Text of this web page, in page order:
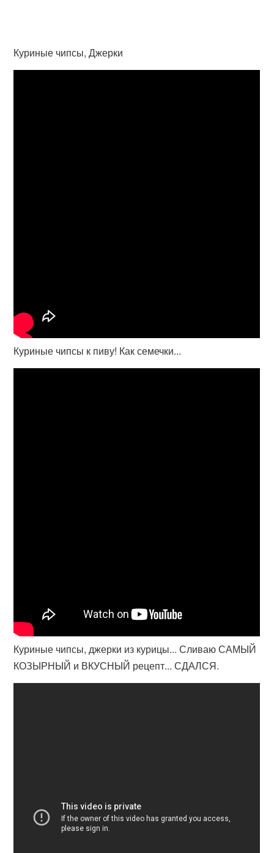
Куриные чипсы, Джерки
Куриные чипсы к пиву! Как семечки...
Куриные чипсы, джерки из курицы... Сливаю САМЫЙ
КОЗЫРНЫЙ и ВКУСНЫЙ рецепт... СДАЛСЯ.